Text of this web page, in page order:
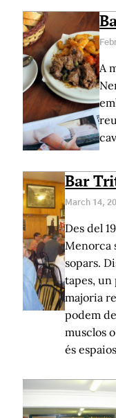
A
Bar
March 14,
Des del
Menorca
sopars.
tapes, un
majoria
podem
musclos
és